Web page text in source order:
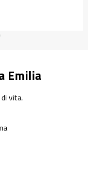
Emilia
vita.